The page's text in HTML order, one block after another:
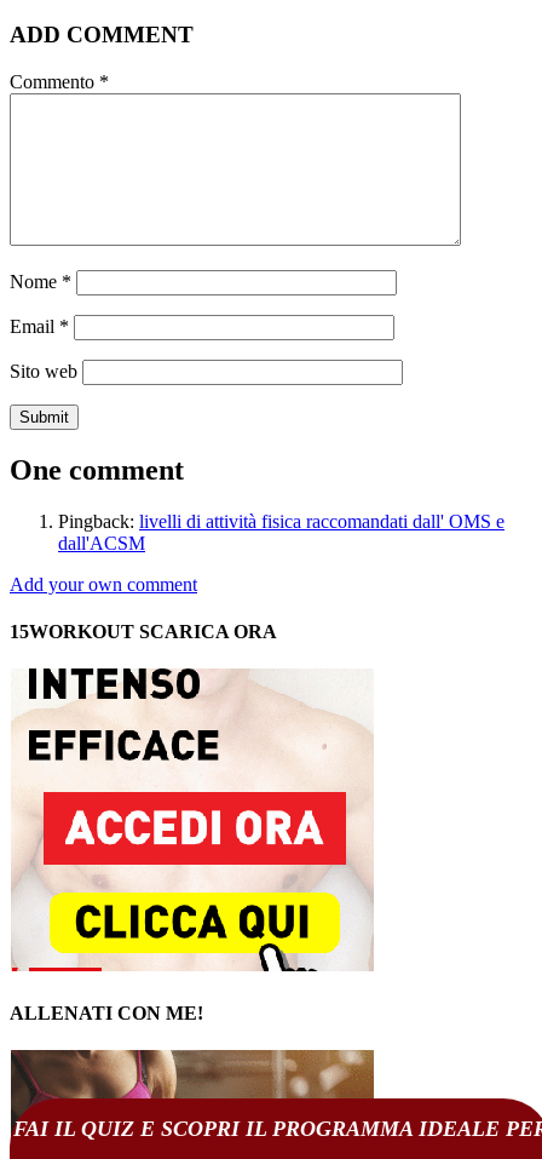
ADD COMMENT
Commento *
Nome *
Email *
Sito web
One comment
Pingback: livelli di attività fisica raccomandati dall' OMS e
dall'ACSM
Add your own comment
15WORKOUT SCARICA ORA
ALLENATI CON ME!
FAI IL QUIZ E SCOPRI IL PROGRAMMA IDEALE